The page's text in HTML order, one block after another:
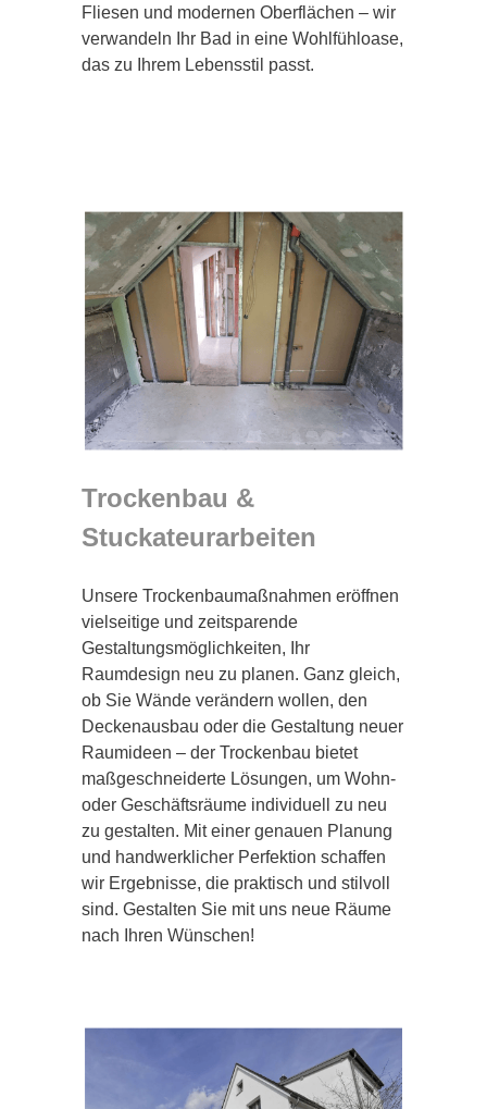
Fliesen und modernen Oberflächen – wir
verwandeln Ihr Bad in eine Wohlfühloase,
das zu Ihrem Lebensstil passt.
Trockenbau &
Stuckateurarbeiten
Unsere Trockenbaumaßnahmen eröffnen
vielseitige und zeitsparende
Gestaltungsmöglichkeiten, Ihr
Raumdesign neu zu planen. Ganz gleich,
ob Sie Wände verändern wollen, den
Deckenausbau oder die Gestaltung neuer
Raumideen – der Trockenbau bietet
maßgeschneiderte Lösungen, um Wohn-
oder Geschäftsräume individuell zu neu
zu gestalten. Mit einer genauen Planung
und handwerklicher Perfektion schaffen
wir Ergebnisse, die praktisch und stilvoll
sind. Gestalten Sie mit uns neue Räume
nach Ihren Wünschen!